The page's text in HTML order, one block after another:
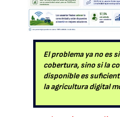
El problema ya no es
cobertura, sino si la
disponible es
la agricultura digital